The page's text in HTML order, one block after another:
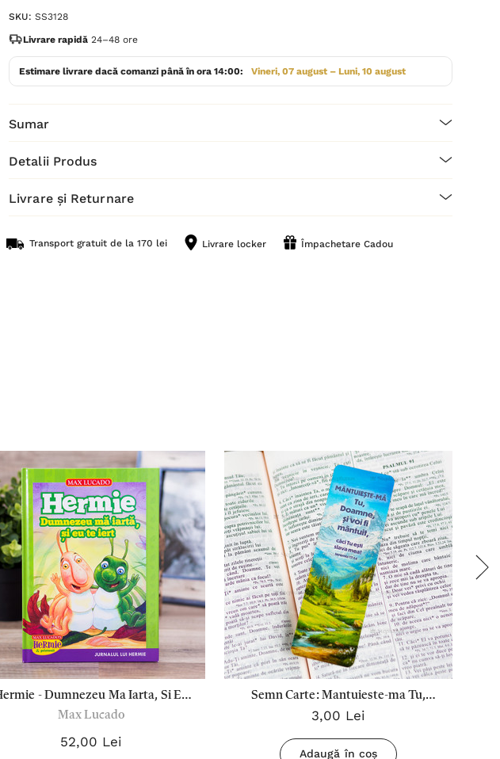
curent
este:
SKU: SS3128
Livrare rapidă 24–48 ore
Estimare livrare dacă comanzi până în ora 14:00: Vineri, 07 august – Luni, 10 august
Sumar
Detalii Produs
Livrare și Returnare
Transport gratuit de la 170 lei Livrare locker Împachetare Cadou
- Dumnezeu Ma Iarta, Si Eu
Te Iert
Max Lucado
52,00 Lei
Semn Carte: Mantuieste-ma Tu,
Doamne, si voi fi mantuit!
3,00 Lei
Adaugă în coș